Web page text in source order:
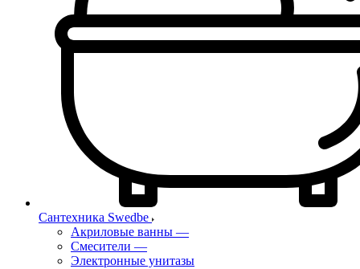
Сантехника Swedbe
Акриловые ванны —
Смесители —
Электронные унитазы